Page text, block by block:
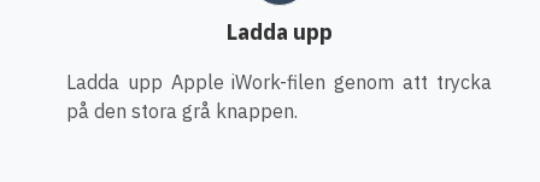
Ladda upp
Ladda upp Apple iWork-filen genom att trycka
på den stora grå knappen.